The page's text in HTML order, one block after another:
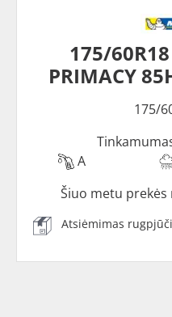
175/
PRIMACY
175/
A
Šiuo metu
Atsiėmimas